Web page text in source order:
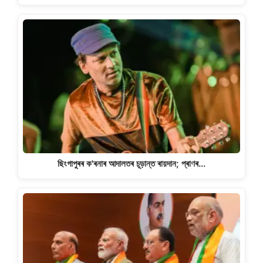
ছিংগাপুৰৰ ক'ৰনাৰ আদালতৰ চূড়ান্ত ৰায়দান; প্ৰাণৰ…